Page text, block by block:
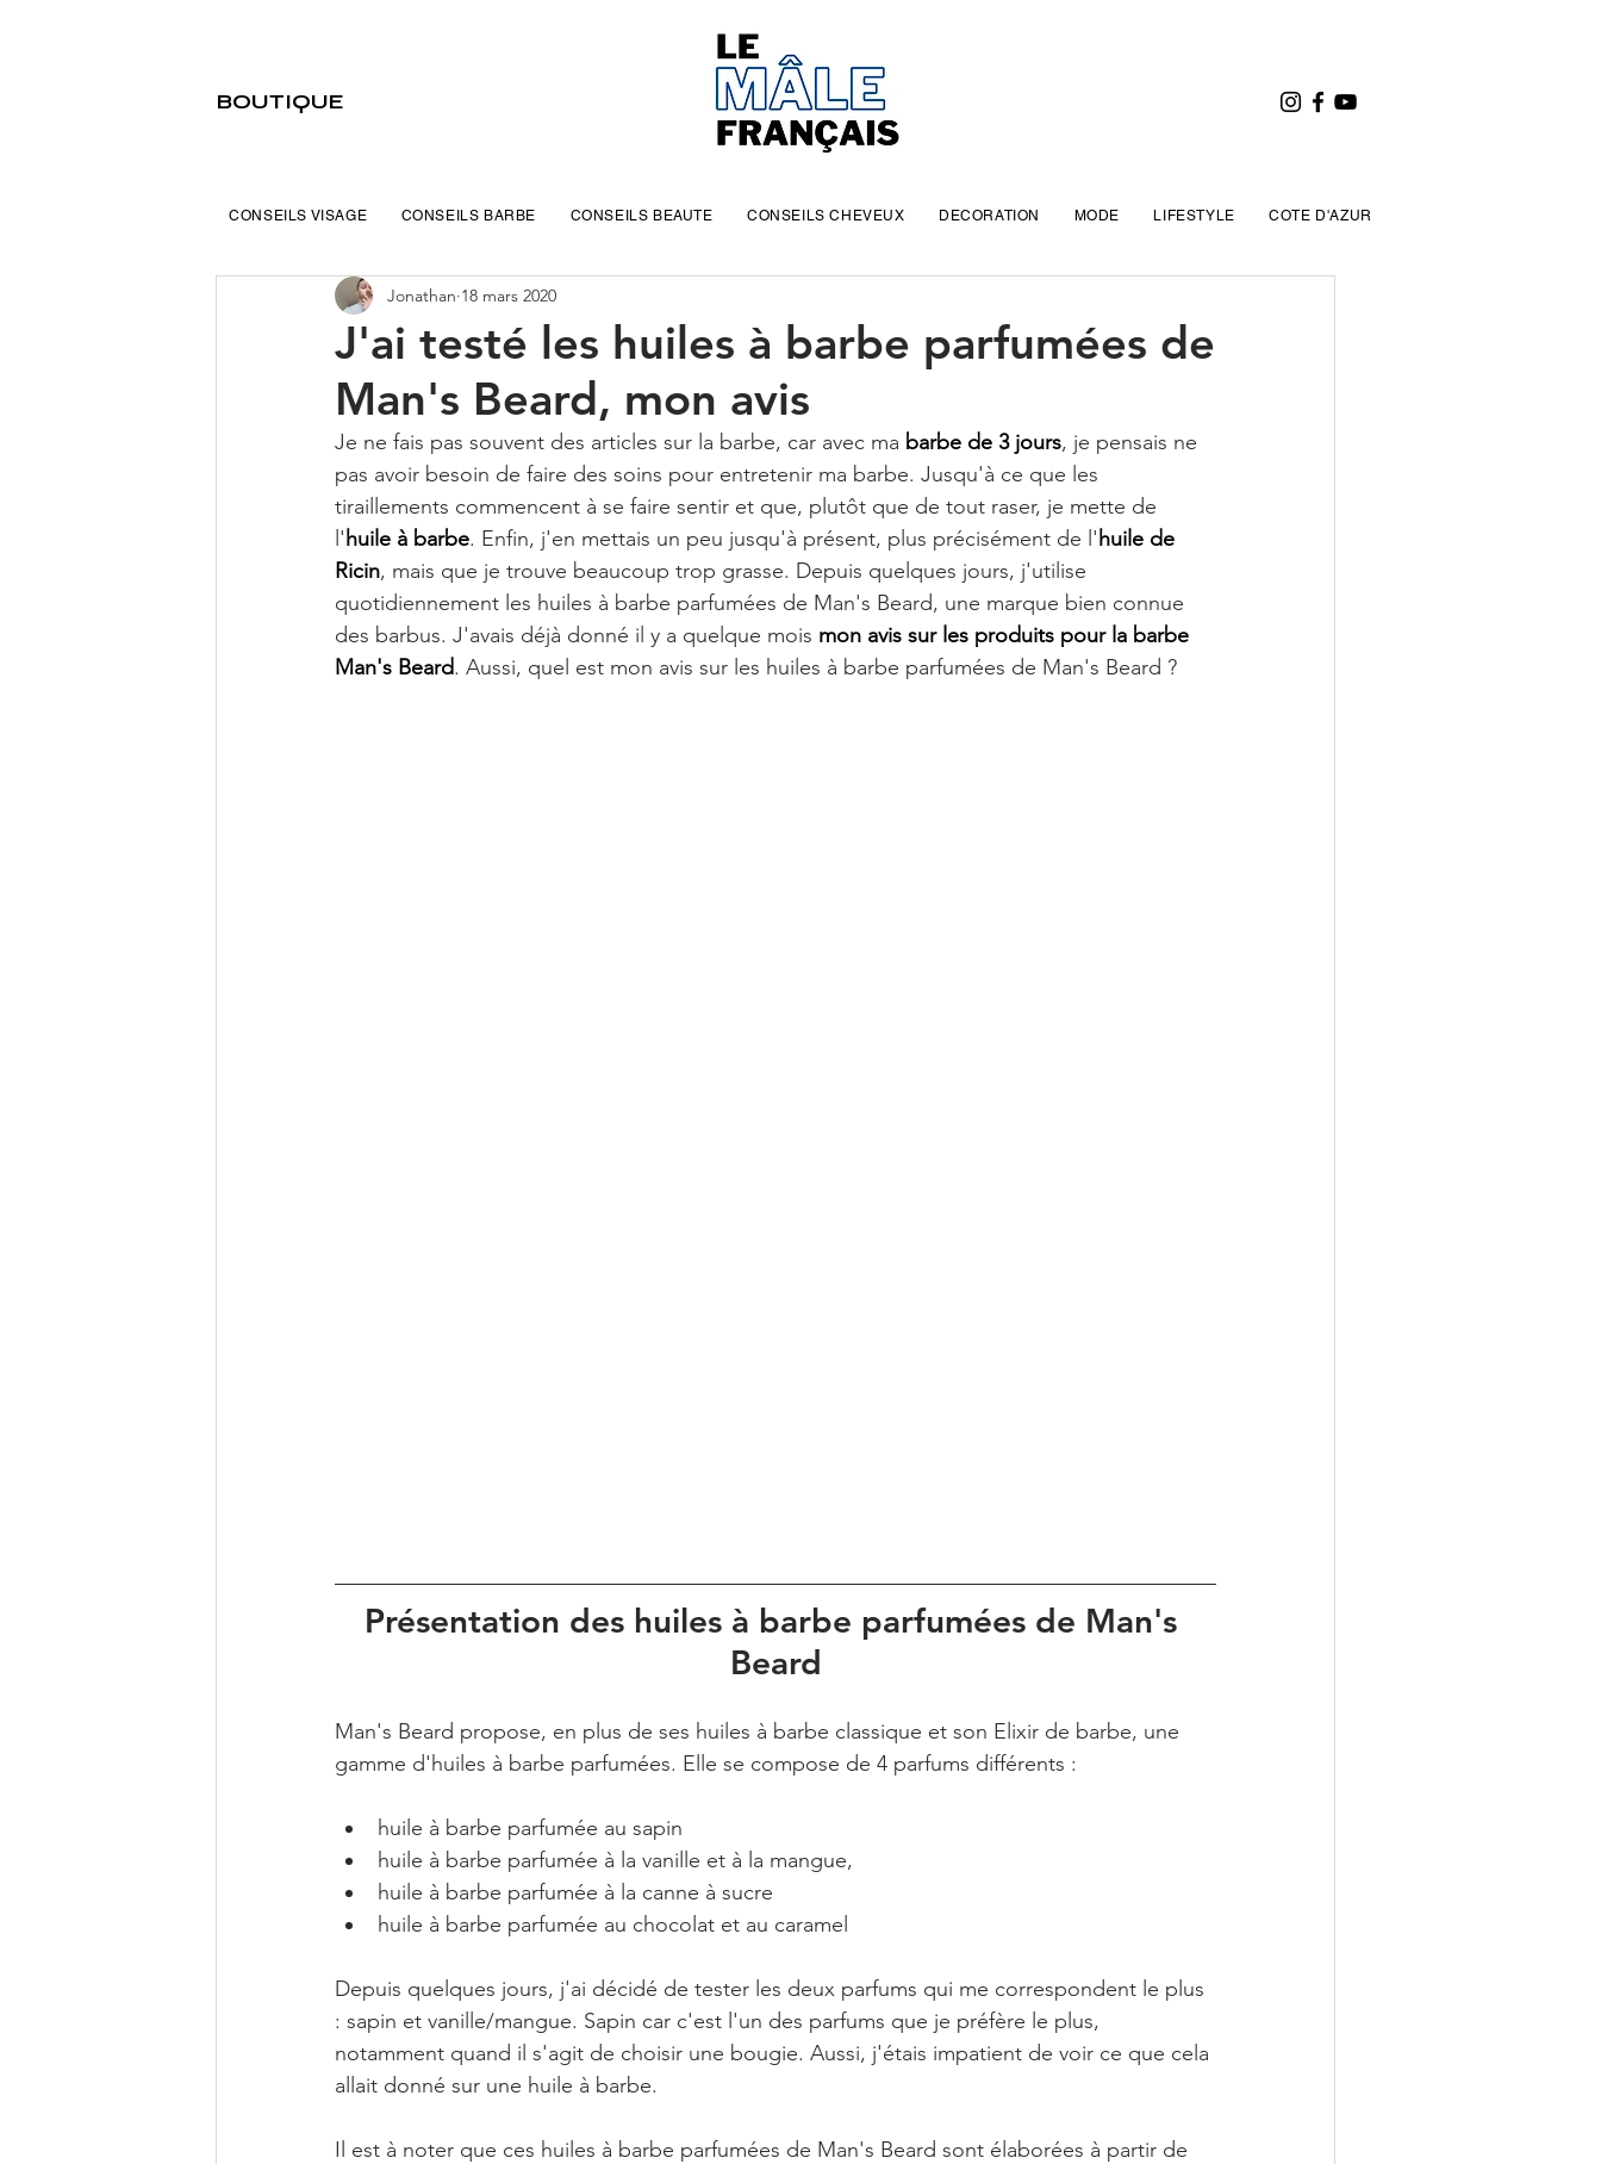
BOUTIQUE
J'ai testé les huiles à barbe parfumées de
Man's Beard, mon avis
Jonathan 18 mars 2020
Je ne fais pas souvent des articles sur la barbe, car avec ma barbe de 3 jours, je pensais ne
pas avoir besoin de faire des soins pour entretenir ma barbe. Jusqu'à ce que les
tiraillements commencent à se faire sentir et que, plutôt que de tout raser, je mette de
l' huile à barbe. Enfin, j'en mettais un peu jusqu'à présent, plus précisément de l' huile de
Ricin, mais que je trouve beaucoup trop grasse. Depuis quelques jours, j'utilise
quotidiennement les huiles à barbe parfumées de Man's Beard, une marque bien connue
des barbus. J'avais déjà donné il y a quelque mois mon avis sur les produits pour la barbe
Man's Beard. Aussi, quel est mon avis sur les huiles à barbe parfumées de Man's Beard ?
Présentation des huiles à barbe parfumées de Man's
Beard
Man's Beard propose, en plus de ses huiles à barbe classique et son Elixir de barbe, une
gamme d'huiles à barbe parfumées. Elle se compose de 4 parfums différents :
huile à barbe parfumée au sapin
huile à barbe parfumée à la vanille et à la mangue,
huile à barbe parfumée à la canne à sucre
huile à barbe parfumée au chocolat et au caramel
Depuis quelques jours, j'ai décidé de tester les deux parfums qui me correspondent le plus
: sapin et vanille/mangue. Sapin car c'est l'un des parfums que je préfère le plus,
notamment quand il s'agit de choisir une bougie. Aussi, j'étais impatient de voir ce que cela
allait donné sur une huile à barbe.
Il est à noter que ces huiles à barbe parfumées de Man's Beard sont élaborées à partir de
CONSEILS VISAGE CONSEILS BARBE CONSEILS BEAUTE CONSEILS CHEVEUX DECORATION MODE LIFESTYLE COTE D'AZUR